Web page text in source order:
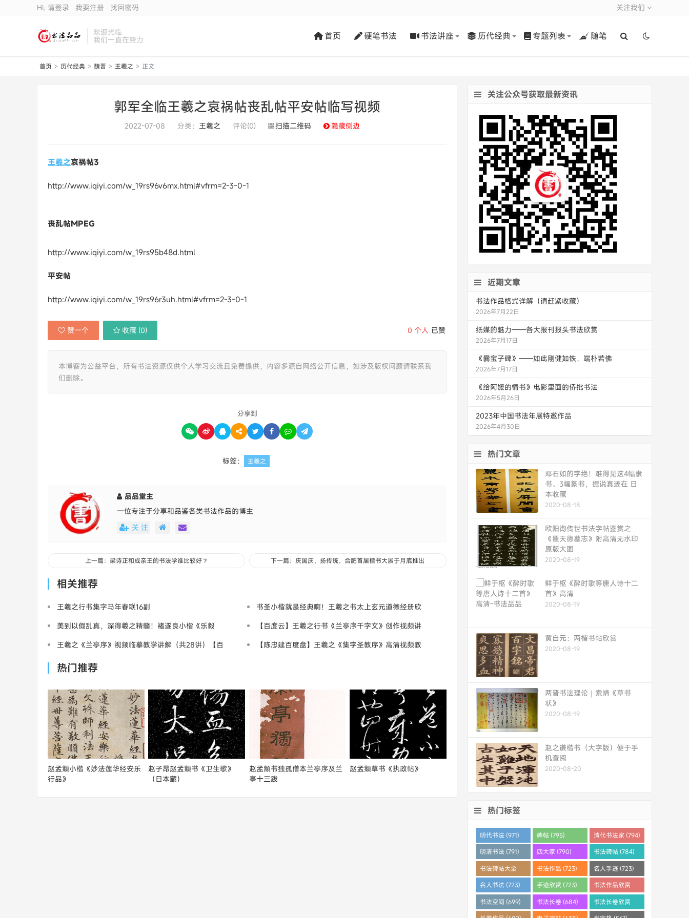
关注我们
Hi, 请登录 我要注册 找回密码
欢迎光临
我们一直在努力 首页 硬笔书法 书法讲座 历代经典 专题列表 随笔
首页 > 历代经典 > 魏晋 > 王羲之 > 正文
郭军全临王羲之哀祸帖丧乱帖平安帖临写视频
2022-07-08 分类： 王羲之 评论(0) 扫描二维码 隐藏侧边
王羲之哀祸帖3
http://www.iqiyi.com/w_19rs96v6mx.html#vfrm=2-3-0-1
丧乱帖MPEG
http://www.iqiyi.com/w_19rs95b48d.html
平安帖
http://www.iqiyi.com/w_19rs96r3uh.html#vfrm=2-3-0-1
0 个人 已赞
赞一个 收藏 (0)
本博客为公益平台，所有书法资源仅供个人学习交流且免费提供，内容多源自网络公开信息，如涉及版权问题请联系我
们删除。
分享到
标签： 王羲之
品品堂主
一位专注于分享和品鉴各类书法作品的博主
关 注
上一篇：梁诗正和成亲王的书法学谁比较好？ 下一篇：庆国庆，扬传统，合肥首届楷书大展于月底推出
相关推荐
王羲之行书集字马年春联16副
书圣小楷就是经典啊！王羲之书太上玄元道德经册欣
美到以假乱真，深得羲之精髓！褚遂良小楷《乐毅
【百度云】王羲之行书《兰亭序千字文》创作视频讲
王羲之《兰亭序》视频临摹教学讲解（共28讲）【百
【陈忠建百度盘】王羲之《集字圣教序》高清视频教
热门推荐
赵孟頫小楷《妙法莲华经安乐
行品》
赵子昂赵孟頫书《卫生歌》
（日本藏）
赵孟頫书独孤僧本兰亭序及兰
亭十三跋
赵孟頫草书《执政帖》
关注公众号获取最新资讯
近期文章
书法作品格式详解（请赶紧收藏）
2026年7月22日
纸媒的魅力——各大报刊报头书法欣赏
2026年7月17日
《爨宝子碑》——如此刚健如铁，端朴若佛
2026年7月17日
《给阿嬷的情书》电影里面的侨批书法
2026年5月26日
2023年中国书法年展特邀作品
2026年4月30日
热门文章
邓石如的字绝！难得见这4幅隶
书、3幅篆书，据说真迹在 日
本收藏
2020-08-18
欧阳询传世书法字帖鉴赏之
《翟天德墓志》附高清无水印
原版大图
2020-08-19
鲜于枢《醉时歌等唐人诗十二
首》高清
2020-08-19
黄自元：两楷书帖欣赏
2020-08-19
两晋书法理论｜索靖《草书
状》
2020-08-19
赵之谦楷书（大字版）便于手
机查阅
2020-08-20
热门标签
明代书法 (971) 碑帖 (795) 清代书法家 (794)
明清书法 (791) 四大家 (790) 书法碑帖 (784)
书法碑帖大全
(784)
书法作品 (723) 名人手迹 (723)
名人书法 (723) 手迹欣赏 (723)
书法作品欣赏
(710)
书法空间 (699) 书法长卷 (684)
书法长卷欣赏
(682)